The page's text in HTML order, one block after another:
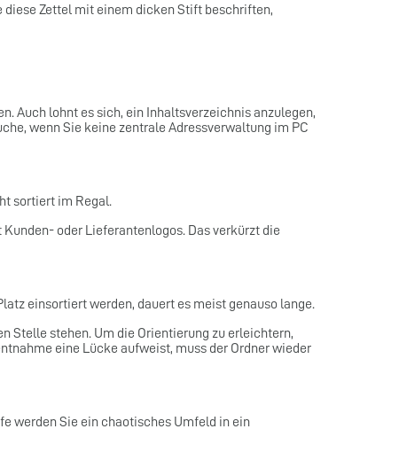
diese Zettel mit einem dicken Stift beschriften,
Auch lohnt es sich, ein Inhaltsverzeichnis anzulegen,
wenn Sie keine zentrale Adressverwaltung im PC
sortiert im Regal.
oder Lieferantenlogos. Das verkürzt die
einsortiert werden, dauert es meist genauso lange.
Stelle stehen. Um die Orientierung zu erleichtern,
eine Lücke aufweist, muss der Ordner wieder
werden Sie ein chaotisches Umfeld in ein